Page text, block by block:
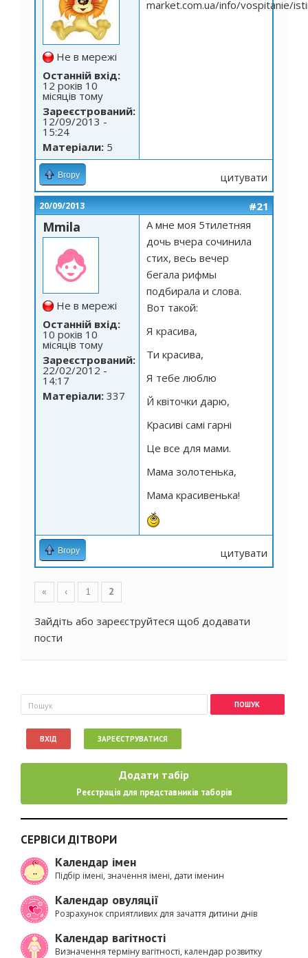
Не в мережі
Останній вхід:
12 років 10
місяців тому
Зареєстрований:
12/09/2013 -
15:24
Матеріали: 5
market.com.ua/info/vospitanie/
Вгору цитувати
20/09/2013 #21
Mmila
Не в мережі
Останній вхід:
10 років 10
місяців тому
Зареєстрований:
22/02/2012 -
14:17
Матеріали: 337
А мне моя 5тилетняя
дочь вчера сочинила
стих, весь вечер
бегала рифмы
подбирала и слова.
Вот такой:
Я красива,
Ти красива,
Я тебе люблю
Й квіточки дарю,
Красиві самі гарні
Це все для мами.
Мама золотенька,
Мама красивенька!
Вгору цитувати
Сторінки
« ‹ 1 2
Зайдіть або зареєструйтеся щоб додавати
пости
Пошукова форма
Пошук
ВХІД ЗАРЕЄСТРУВАТИСЯ
Додати табір
Реєстрація для представників таборів
СЕРВІСИ ДІТВОРИ
Календар імен
Підбір імені, значення імені, дати іменин
Календар овуляції
Розрахунок сприятливих для зачаття дитини днів
Календар вагітності
Визначення терміну вагітності, календар розвитку